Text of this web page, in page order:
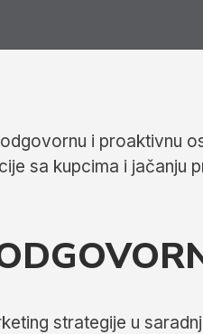
i proaktivnu
sa kupcima i jačanju
strategije u